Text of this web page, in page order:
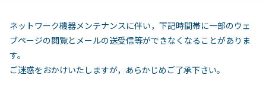
ネットワーク機器メンテナンスに伴い，下記時間帯に一部のウェ
ブページの閲覧とメールの送受信等ができなくなることがありま
す。
ご迷惑をおかけいたしますが，あらかじめご了承下さい。